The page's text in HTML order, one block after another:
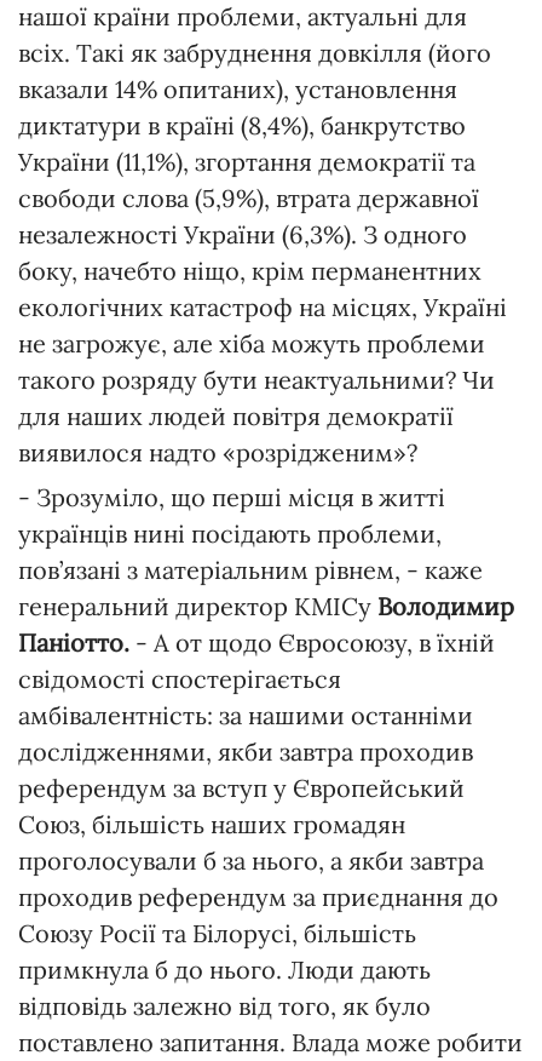
нашої країни проблеми, актуальні для
всіх. Такі як забруднення довкілля (його
вказали 14% опитаних), установлення
диктатури в країні (8,4%), банкрутство
України (11,1%), згортання демократії та
свободи слова (5,9%), втрата державної
незалежності України (6,3%). З одного
боку, начебто ніщо, крім перманентних
екологічних катастроф на місцях, Україні
не загрожує, але хіба можуть проблеми
такого розряду бути неактуальними? Чи
для наших людей повітря демократії
виявилося надто «розрідженим»?
- Зрозуміло, що перші місця в житті
українців нині посідають проблеми,
пов’язані з матеріальним рівнем, - каже
генеральний директор КМІСу Володимир
Паніотто. - А от щодо Євросоюзу, в їхній
свідомості спостерігається
амбівалентність: за нашими останніми
дослідженнями, якби завтра проходив
референдум за вступ у Європейський
Союз, більшість наших громадян
проголосували б за нього, а якби завтра
проходив референдум за приєднання до
Союзу Росії та Білорусі, більшість
примкнула б до нього. Люди дають
відповідь залежно від того, як було
поставлено запитання. Влада може робити